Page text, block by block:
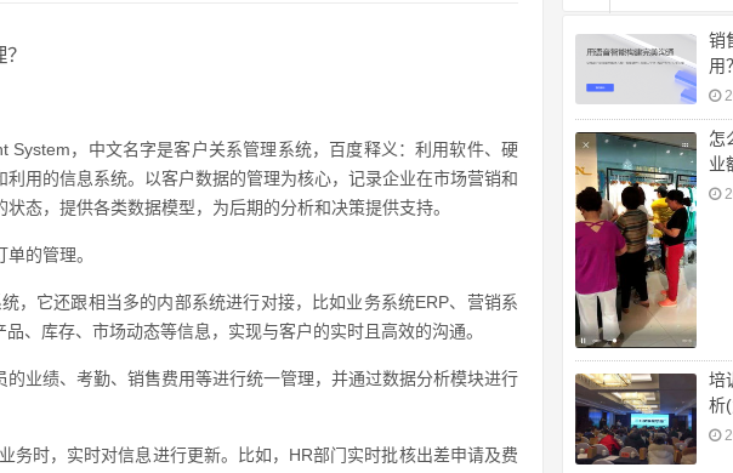
，中文名字是客户关系管理系统，百度释义：利用软件、硬
用的信息系统。以客户数据的管理为核心，记录企业在市场营销和
态，提供各类数据模型，为后期的分析和决策提供支持。
的管理。
，它还跟相当多的内部系统进行对接，比如业务系统ERP、营销系
、库存、市场动态等信息，实现与客户的实时且高效的沟通。
业绩、考勤、销售费用等进行统一管理，并通过数据分析模块进行
务时，实时对信息进行更新。比如，HR部门实时批核出差申请及费
销
用？
怎
业
培
析